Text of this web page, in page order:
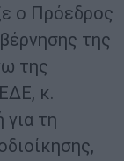
ο Πρόεδρος
της
της
κ.
τη